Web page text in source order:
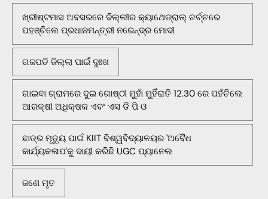
ଖ୍ରୀଷ୍ଟମାସ ଅବସରରେ ଦିଲ୍ଲୀର କ୍ୟାଥେଡ୍ରାଲ୍ ଚର୍ଚ୍ଚରେ
ପହଞ୍ଚିଲେ ପ୍ରଧାନମନ୍ତ୍ରୀ ନରେନ୍ଦ୍ର ମୋଦୀ
ଗଜପତି ଜିଲ୍ଲା ପାଇଁ ଦୁଃଖ
ଗାଇବା ଗ୍ରାମରେ ଦୁଇ ଗୋଷ୍ଠୀ ମୁହାଁ ମୁହିଁରାତି 12.30 ରେ ପହଁଚିଲେ
ଆରକ୍ଷୀ ଅଧିକ୍ଷକ ଏବଂ ଏସ ଡି ପି ଓ
ଛାତ୍ର ମୃତ୍ୟୁ ପାଇଁ KIIT ବିଶ୍ୱବିଦ୍ୟାଳୟର 'ଅବୈଧ
କାର୍ଯ୍ୟକଳାପ'କୁ ଦାୟୀ କରିଛି UGC ପ୍ୟାନେଲ
ଜଣେ ମୃତ